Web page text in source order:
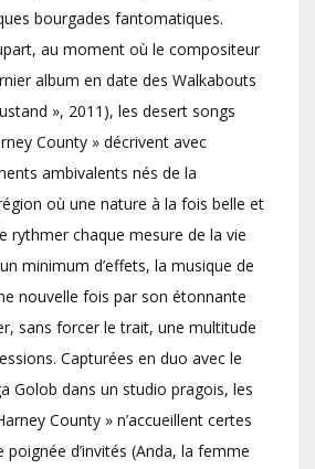
bourgades fantomatiques.
au moment où le compositeur
album en date des Walkabouts
», 2011), les desert songs
County » décrivent avec
ambivalents nés de la
où une nature à la fois belle et
rythmer chaque mesure de la vie
minimum d’effets, la musique de
nouvelle fois par son étonnante
sans forcer le trait, une multitude
Capturées en duo avec le
Golob dans un studio pragois, les
County » n’accueillent certes
poignée d’invités (Anda, la femme